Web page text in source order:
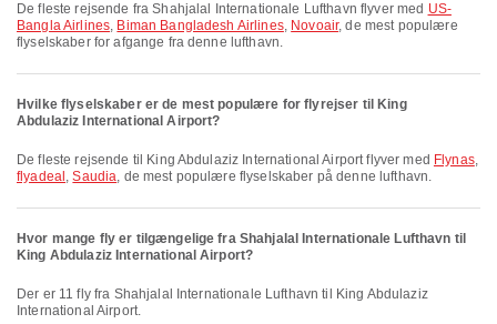
De fleste rejsende fra Shahjalal Internationale Lufthavn flyver med US-
Bangla Airlines, Biman Bangladesh Airlines, Novoair, de mest populære
flyselskaber for afgange fra denne lufthavn.
Hvilke flyselskaber er de mest populære for flyrejser til King
Abdulaziz International Airport?
De fleste rejsende til King Abdulaziz International Airport flyver med Flynas,
flyadeal ,Saudia, de mest populære flyselskaber på denne lufthavn.
Hvor mange fly er tilgængelige fra Shahjalal Internationale Lufthavn til
King Abdulaziz International Airport?
Der er 11 fly fra Shahjalal Internationale Lufthavn til King Abdulaziz
International Airport.